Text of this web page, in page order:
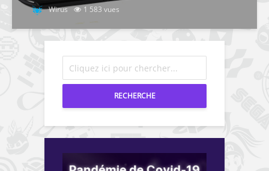
Wirus 1 583 vues
RECHERCHE